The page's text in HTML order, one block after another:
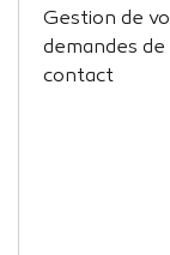
Gestion de
demandes de
contact